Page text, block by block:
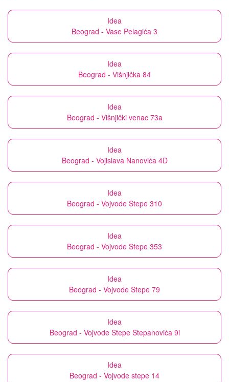
Idea
Beograd - Vase Pelagića 3
Idea
Beograd - Višnjička 84
Idea
Beograd - Višnjički venac 73a
Idea
Beograd - Vojislava Nanovića 4D
Idea
Beograd - Vojvode Stepe 310
Idea
Beograd - Vojvode Stepe 353
Idea
Beograd - Vojvode Stepe 79
Idea
Beograd - Vojvode Stepe Stepanovića 9i
Idea
Beograd - Vojvode stepe 14